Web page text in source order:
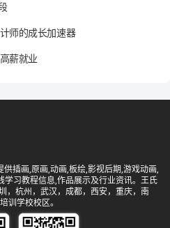
师的成长加速器
薪就业
插画,原画,动画,板绘,影视后期,游戏动画,
学习教程信息,作品展示及行业资讯。王氏
，杭州，武汉，成都，西安，重庆，南
训学校校区。